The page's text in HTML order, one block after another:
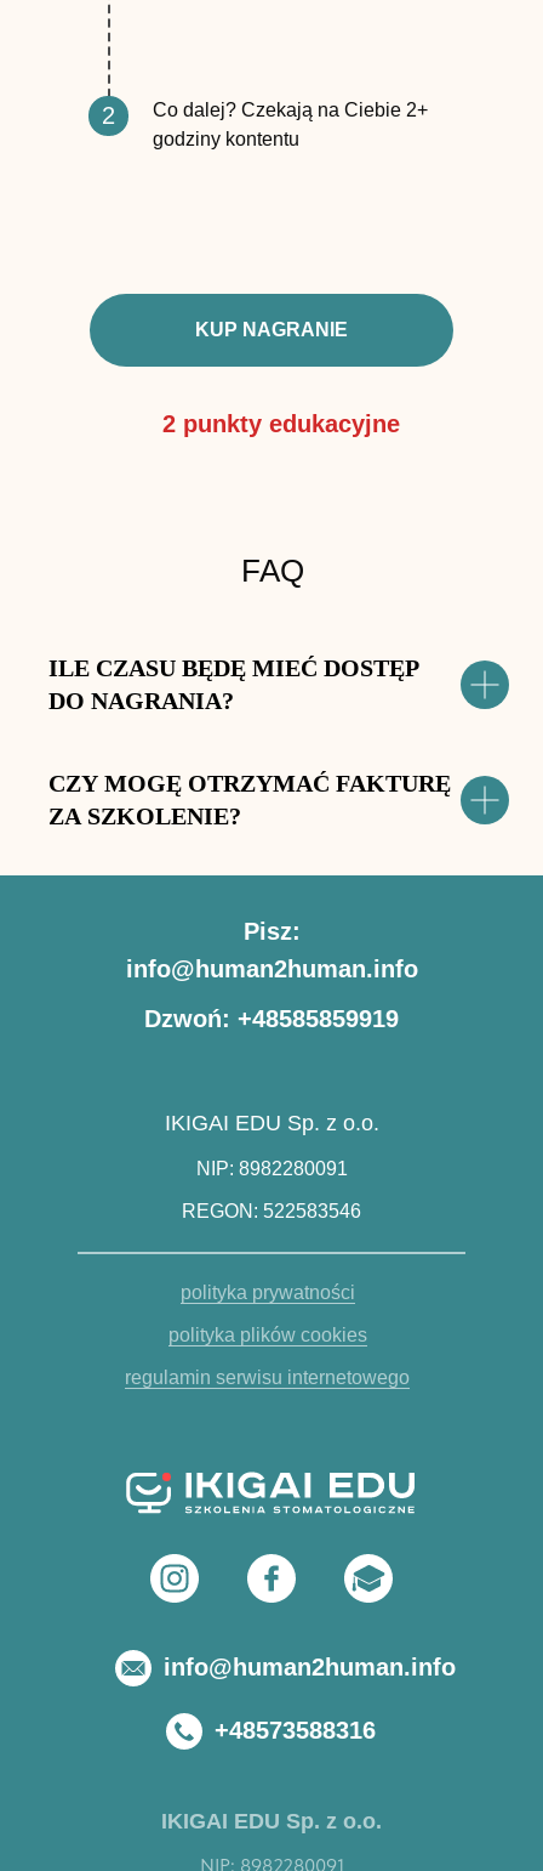
Co dalej? Czekają na Ciebie 2+
godziny kontentu
2
KUP NAGRANIE
2 punkty edukacyjne
FAQ
ILE CZASU BĘDĘ MIEĆ DOSTĘP
DO NAGRANIA?
CZY MOGĘ OTRZYMAĆ FAKTURĘ
ZA SZKOLENIE?
Pisz:
info@human2human.info
NIP: 8982280091
Dzwoń: +48585859919
REGON: 522583546
polityka prywatności
polityka plików cookies
regulamin serwisu internetowego
IKIGAI EDU Sp. z o.o.
info@human2human.info
NIP: 8982280091
+48573588316
IKIGAI EDU Sp. z o.o.